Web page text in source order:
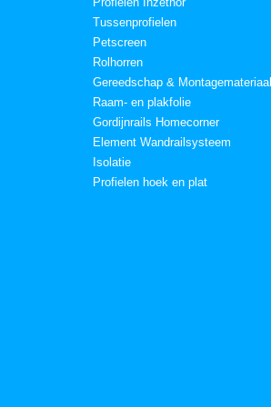
Tussenprofielen
Petscreen
Rolhorren
Gereedschap & Montagemateriaal
Raam- en plakfolie
Gordijnrails Homecorner
Element Wandrailsysteem
Isolatie
Profielen hoek en plat